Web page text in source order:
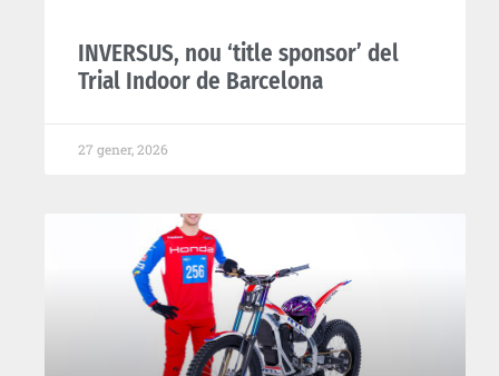
INVERSUS, nou ‘title sponsor’ del
Trial Indoor de Barcelona
27 gener, 2026